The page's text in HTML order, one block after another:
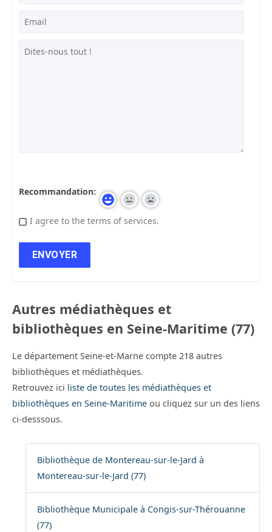
Recommandation:
I agree to the terms of services.
Autres médiathèques et
bibliothèques en Seine-Maritime (77)
Le département Seine-et-Marne compte 218 autres
bibliothèques et médiathèques.
Retrouvez ici liste de toutes les médiathèques et
bibliothèques en Seine-Maritime ou cliquez sur un des liens
ci-desssous.
Bibliothèque de Montereau-sur-le-Jard à
Montereau-sur-le-Jard (77)
Bibliothèque Municipale à Congis-sur-Thérouanne
(77)